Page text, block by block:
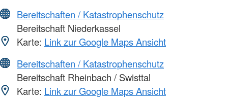
Bereitschaften / Katastrophenschutz
Bereitschaft Niederkassel
Karte: Link zur Google Maps Ansicht
Bereitschaften / Katastrophenschutz
Bereitschaft Rheinbach / Swisttal
Karte: Link zur Google Maps Ansicht